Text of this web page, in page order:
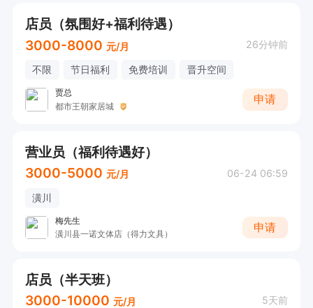
店员（氛围好+福利待遇）
3000-8000 元/月 26分钟前
不限 节日福利 免费培训 晋升空间
贾总
都市王朝家居城
申请
营业员（福利待遇好）
3000-5000 元/月 06-24 06:59
潢川
梅先生
潢川县一诺文体店（得力文具）
申请
店员（半天班）
3000-10000 元/月 5天前